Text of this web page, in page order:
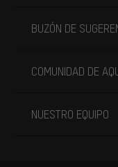
BUZÓN DE
COMUNIDAD DE
NUESTRO EQUIPO